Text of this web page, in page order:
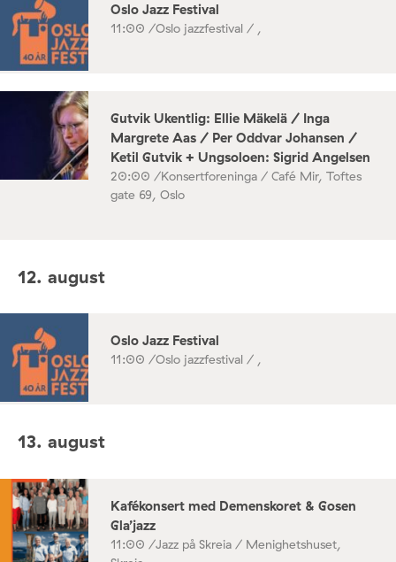
Oslo Jazz Festival
11:00 /Oslo jazzfestival / ,
Gutvik Ukentlig: Ellie Mäkelä / Inga
Margrete Aas / Per Oddvar Johansen /
Ketil Gutvik + Ungsoloen: Sigrid Angelsen
20:00 /Konsertforeninga / Café Mir, Toftes
gate 69, Oslo
12. august
Oslo Jazz Festival
11:00 /Oslo jazzfestival / ,
13. august
Kafékonsert med Demenskoret & Gosen
Gla’jazz
11:00 /Jazz på Skreia / Menighetshuset,